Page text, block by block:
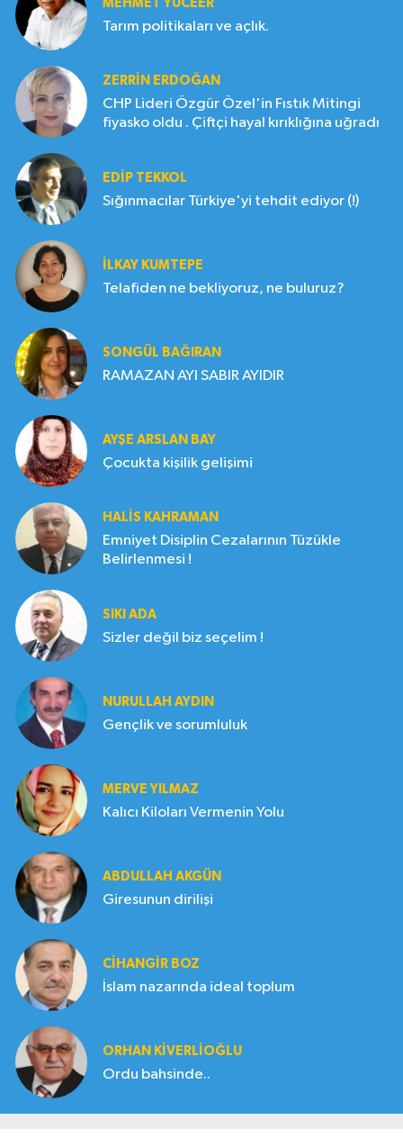
MEHMET YÜCEER
Tarım politikaları ve açlık.
ZERRIN ERDOĞAN
CHP Lideri Özgür Özel'in Fıstık Mitingi
fiyasko oldu . Çiftçi hayal kırıklığına uğradı
EDIP TEKKOL
Sığınmacılar Türkiye'yi tehdit ediyor (!)
İLKAY KUMTEPE
Telafiden ne bekliyoruz, ne buluruz?
SONGÜL BAĞIRAN
RAMAZAN AYI SABIR AYIDIR
AYŞE ARSLAN BAY
Çocukta kişilik gelişimi
HALIS KAHRAMAN
Emniyet Disiplin Cezalarının Tüzükle
Belirlenmesi !
SIKI ADA
Sizler değil biz seçelim !
NURULLAH AYDIN
Gençlik ve sorumluluk
MERVE YILMAZ
Kalıcı Kiloları Vermenin Yolu
ABDULLAH AKGÜN
Giresunun dirilişi
CIHANGIR BOZ
İslam nazarında ideal toplum
ORHAN KIVERLIOĞLU
Ordu bahsinde..